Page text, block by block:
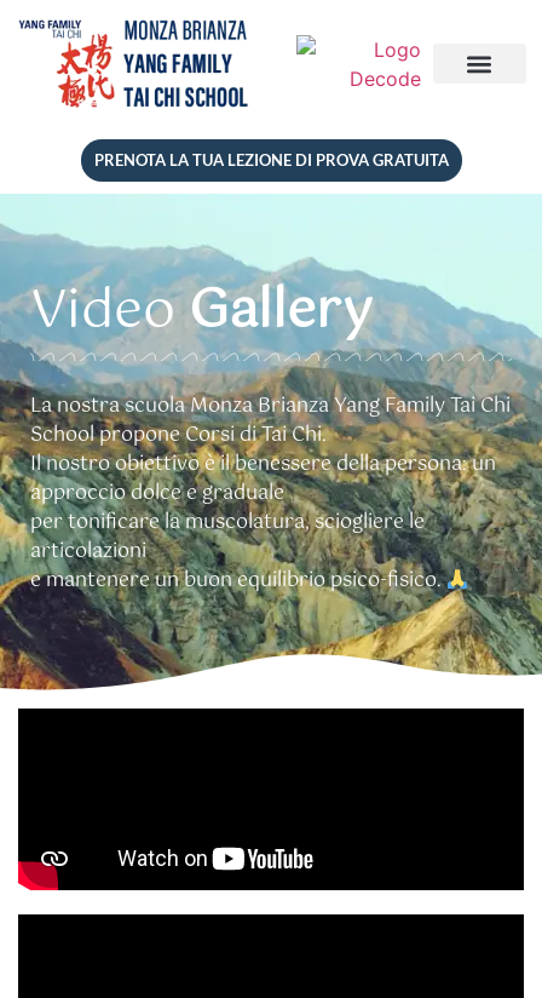
PRENOTA LA TUA LEZIONE DI PROVA GRATUITA
VideoGallery
La nostra scuola Monza Brianza Yang Family Tai Chi
School propone Corsi di Tai Chi.
Il nostro obiettivo è il benessere della persona:un
approccio dolce e graduale
per tonificare la muscolatura,sciogliere le
articolazioni
e mantenere un buon equilibrio psico-fisico.